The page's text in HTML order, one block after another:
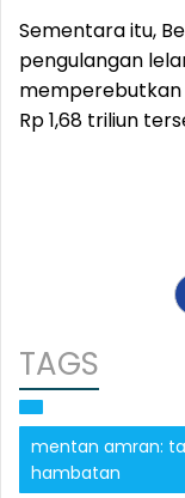
Sementara itu,
pengulangan
memperebutkan
Rp 1,68 triliun
TAGS
mentan amran:
hambatan